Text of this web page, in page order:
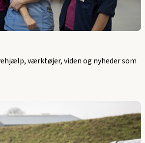
værktøjer, viden og nyheder som